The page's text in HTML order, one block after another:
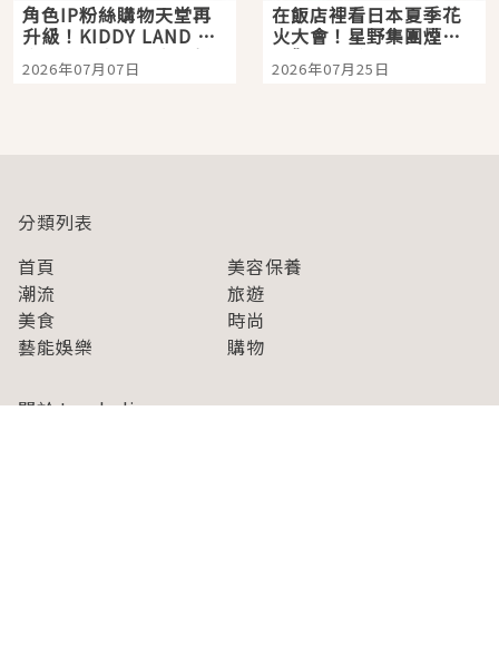
角色IP粉絲購物天堂再
升級！KIDDY LAND 原
宿店吉伊卡哇迎客，新
開幕 OMOKADO 店3分
2026年07月07日
在飯店裡看日本夏季花
火大會！星野集團煙火
景觀飯店6選，讓你不用
人擠人悠閒欣賞
2026年07月25日
分類列表
首頁
美容保養
潮流
旅遊
美食
時尚
藝能娛樂
購物
關於Japaholic